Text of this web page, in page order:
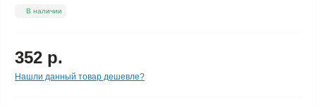
В наличии
352 р.
Нашли данный товар дешевле?